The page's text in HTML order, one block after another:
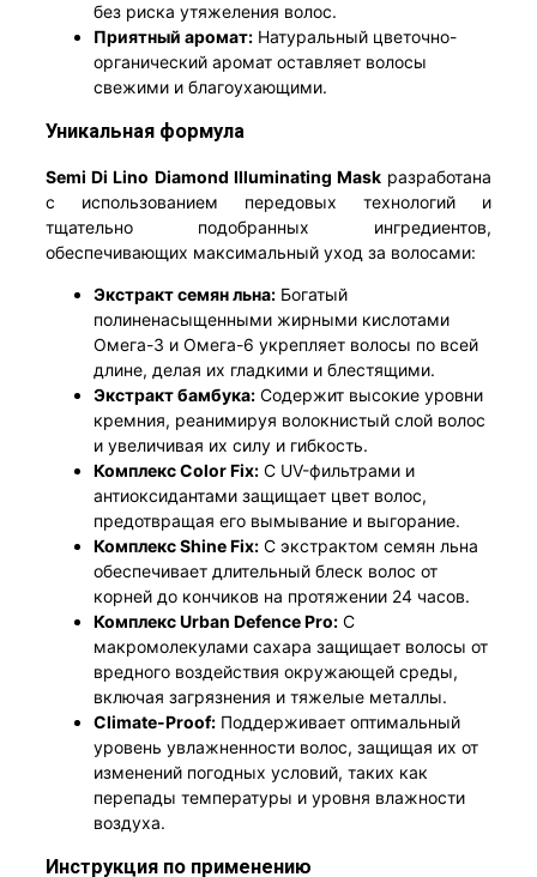
без риска утяжеления волос.
Приятный аромат: Натуральный цветочно-
органический аромат оставляет волосы
свежими и благоухающими.
Уникальная формула
Semi Di Lino Diamond Illuminating Maskразработана
с использованием передовых технологий и
тщательно подобранных ингредиентов,
обеспечивающих максимальный уход за волосами:
Экстракт семян льна: Богатый
полиненасыщенными жирными кислотами
Омега-3 и Омега-6 укрепляет волосы по всей
длине, делая их гладкими и блестящими.
Экстракт бамбука: Содержит высокие уровни
кремния, реанимируя волокнистый слой волос
и увеличивая их силу и гибкость.
Комплекс Color Fix: С UV-фильтрами и
антиоксидантами защищает цвет волос,
предотвращая его вымывание и выгорание.
Комплекс Shine Fix: С экстрактом семян льна
обеспечивает длительный блеск волос от
корней до кончиков на протяжении 24 часов.
Комплекс Urban Defence Pro: С
макромолекулами сахара защищает волосы от
вредного воздействия окружающей среды,
включая загрязнения и тяжелые металлы.
Climate-Proof: Поддерживает оптимальный
уровень увлажненности волос, защищая их от
изменений погодных условий, таких как
перепады температуры и уровня влажности
воздуха.
Инструкция по применению